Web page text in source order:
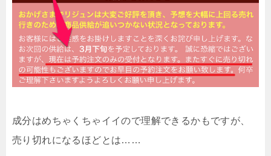
成分はめちゃくちゃイイので理解できるかもですが、
売り切れになるほどとは……